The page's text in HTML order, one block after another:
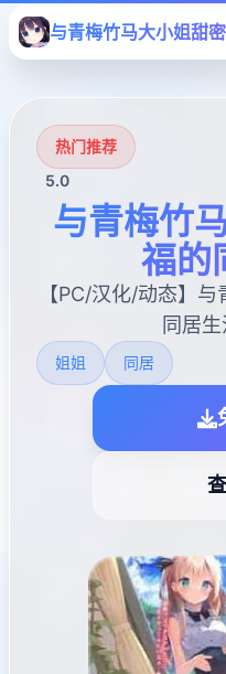
与青梅竹马大小姐甜
热门推荐
5.0
与青梅竹
福的
【PC/汉化/动态】
同居生
姐姐 同居